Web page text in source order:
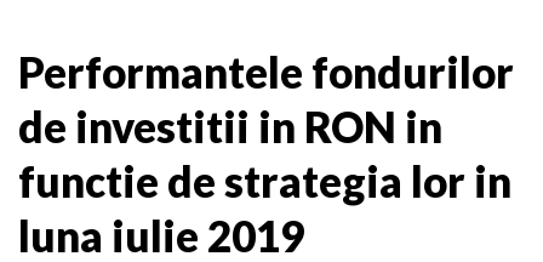
Performantele fondurilor
de investitii in RON in
functie de strategia lor in
luna iulie 2019